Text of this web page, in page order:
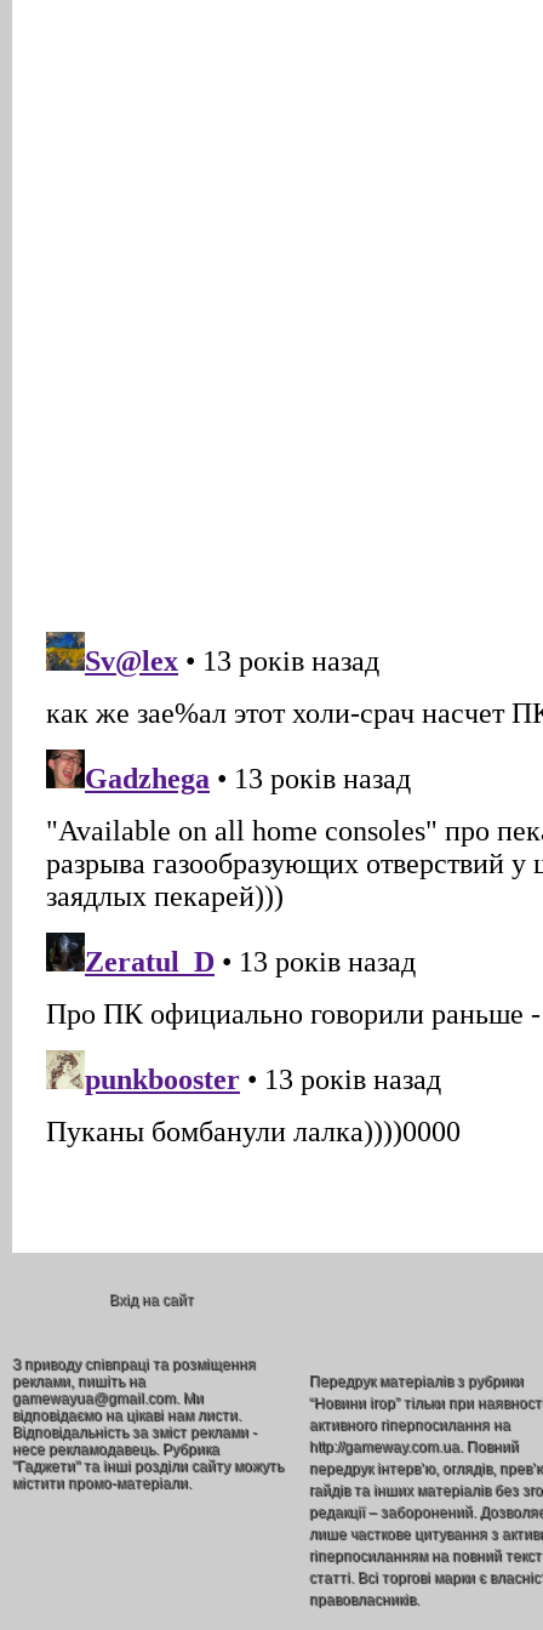
Вхід на сайт
З приводу співпраці та розміщення
реклами, пишіть на
gamewayua@gmail.com. Ми
відповідаємо на цікаві нам листи.
Відповідальність за зміст реклами -
несе рекламодавець. Рубрика
"Гаджети" та інші розділи сайту можуть
містити промо-матеріали.
Передрук матеріалів з рубрики
“Новини ігор” тільки при
активного гіперпосилання на
http://gameway.com.ua. Повний
передрук інтерв’ю, оглядів,
гайдів та інших матеріалів без
редакції – заборонений.
лише часткове цитування з
гіперпосиланням на повний текст
статті. Всі торгові марки є
правовласників.